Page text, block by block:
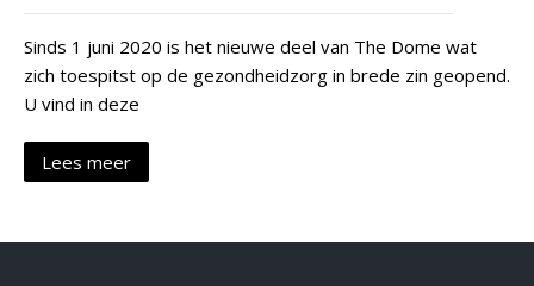
Sinds 1 juni 2020 is het nieuwe deel van The Dome wat
zich toespitst op de gezondheidzorg in brede zin geopend.
U vind in deze
Lees meer